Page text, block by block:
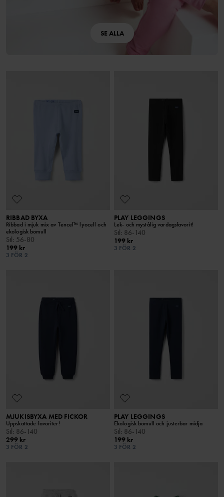
SE ALLA
RIBBAD BYXA
Ribbad i mjuk mix av Tencel™ lyocell och
ekologisk bomull
Stl: 56-80
199 kr
3 FÖR 2
PLAY LEGGINGS
Lek- och mystålig vardagsfavorit!
Stl: 86-140
199 kr
3 FÖR 2
MJUKISBYXA MED FICKOR
Uppskattade favoriter!
Stl: 86-140
299 kr
3 FÖR 2
PLAY LEGGINGS
Ekologisk bomull och justerbar midja
Stl: 86-140
199 kr
3 FÖR 2